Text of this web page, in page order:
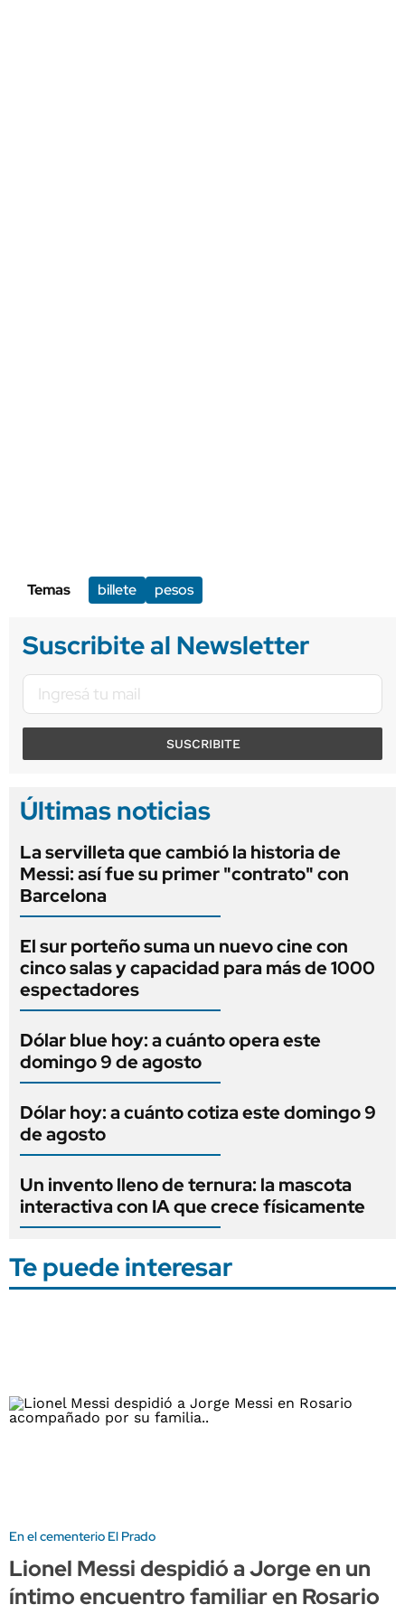
Temas billete pesos
Suscribite al Newsletter
SUSCRIBITE
Últimas noticias
La servilleta que cambió la historia de
Messi: así fue su primer "contrato" con
Barcelona
El sur porteño suma un nuevo cine con
cinco salas y capacidad para más de 1000
espectadores
Dólar blue hoy: a cuánto opera este
domingo 9 de agosto
Dólar hoy: a cuánto cotiza este domingo 9
de agosto
Un invento lleno de ternura: la mascota
interactiva con IA que crece físicamente
Te puede interesar
En el cementerio El Prado
Lionel Messi despidió a Jorge en un
íntimo encuentro familiar en Rosario